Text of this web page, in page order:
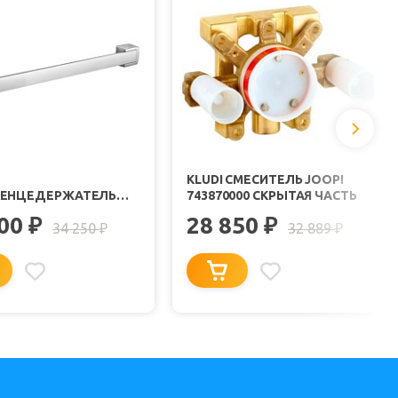
₽ 34 250₽
KLUDI СМЕСИТЕЛЬ JOOP!
743870000 СКРЫТАЯ ЧАСТЬ
28 850 ₽ 32 889₽